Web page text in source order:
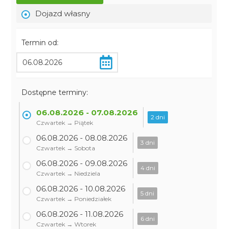
Dojazd własny
Termin od:
Dostępne terminy:
06.08.2026 - 07.08.2026
Czwartek → Piątek
2 dni
06.08.2026 - 08.08.2026
Czwartek → Sobota
3 dni
06.08.2026 - 09.08.2026
Czwartek → Niedziela
4 dni
06.08.2026 - 10.08.2026
Czwartek → Poniedziałek
5 dni
06.08.2026 - 11.08.2026
Czwartek → Wtorek
6 dni